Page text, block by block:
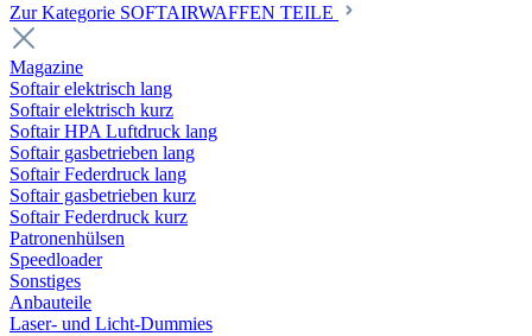
Zur Kategorie SOFTAIRWAFFEN TEILE
Magazine
Softair elektrisch lang
Softair elektrisch kurz
Softair HPA Luftdruck lang
Softair gasbetrieben lang
Softair Federdruck lang
Softair gasbetrieben kurz
Softair Federdruck kurz
Patronenhülsen
Speedloader
Sonstiges
Anbauteile
Laser- und Licht-Dummies